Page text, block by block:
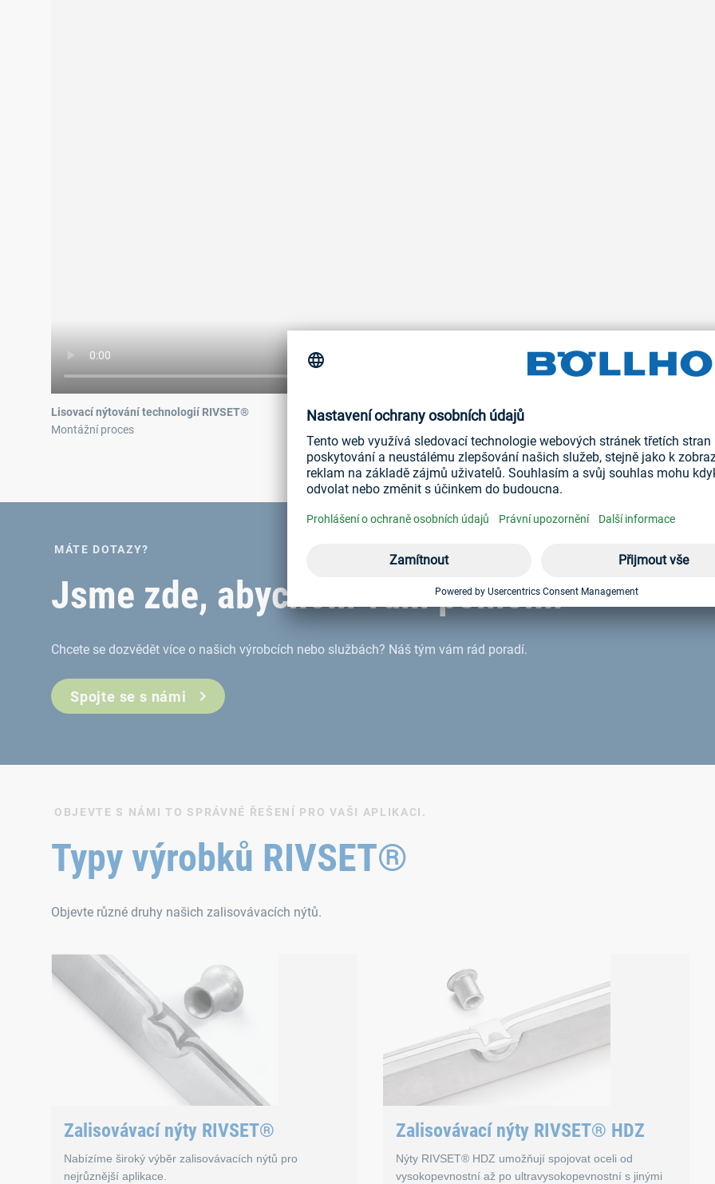
Lisovací nýtování technologií RIVSET®
Montážní proces
MÁTE DOTAZY?
Jsme zde, abychom vám pomohli
Chcete se dozvědět více o našich výrobcích nebo službách? Náš tým vám rád poradí.
Spojte se s námi
OBJEVTE S NÁMI TO SPRÁVNÉ ŘEŠENÍ PRO VAŠI APLIKACI.
Typy výrobků RIVSET®
Objevte různé druhy našich zalisovávacích nýtů.
Zalisovávací nýty RIVSET®
Nabízíme široký výběr zalisovávacích nýtů pro
nejrůznější aplikace.
Zalisovávací nýty RIVSET® HDZ
Nýty RIVSET® HDZ umožňují spojovat oceli od
vysokopevnostní až po ultravysokopevnostní s jinými